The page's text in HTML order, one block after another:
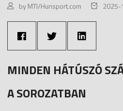
by MTI/Hunsport.com 2025-
MINDEN HÁTÚSZÓ
A SOROZATBAN